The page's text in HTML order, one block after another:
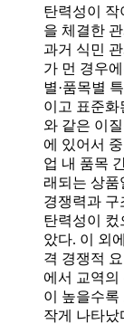
탄력성이 작
을 체결한
과거 식민
가 먼 경우
별·품목별
이고 표준화
와 같은 이
에 있어서
업 내 품목
래되는 상
경쟁력과 구
탄력성이 컸
았다. 이 외
격 경쟁적
에서 교역의
이 높을수록
작게 나타났